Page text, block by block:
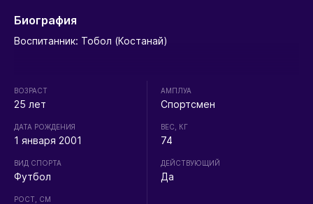
Биография
Воспитанник: Тобол (Костанай)
ВОЗРАСТ
25 лет
ДАТА РОЖДЕНИЯ
1 января 2001
ВИД СПОРТА
Футбол
РОСТ, СМ
АМПЛУА
Спортсмен
ВЕС, КГ
74
ДЕЙСТВУЮЩИЙ
Да